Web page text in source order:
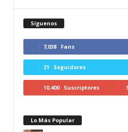
Síguenos
7,038 Fans
21 Seguidores
10,400 Suscriptores
Lo Más Popular